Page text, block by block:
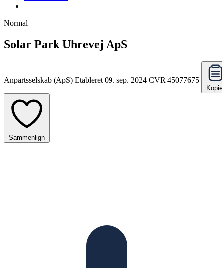
Normal
Solar Park Uhrevej ApS
Anpartsselskab (ApS) Etableret 09. sep. 2024 CVR 45077675
Sammenlign